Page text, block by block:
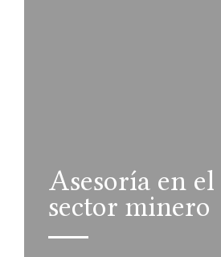
Asesoría en el
sector minero